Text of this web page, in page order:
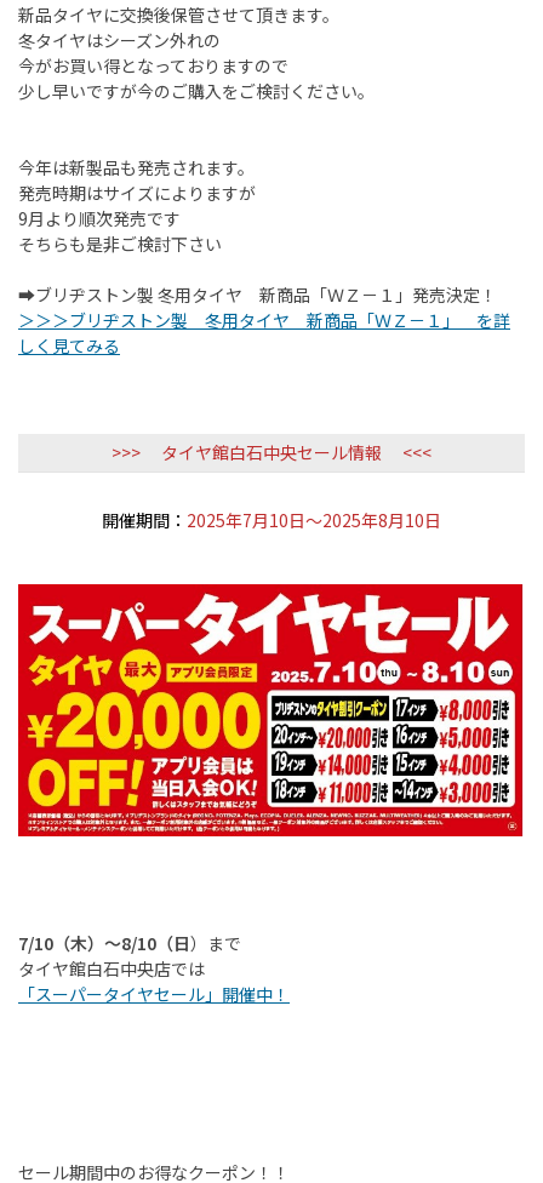
新品タイヤに交換後保管させて頂きます。
冬タイヤはシーズン外れの
今がお買い得となっておりますので
少し早いですが今のご購入をご検討ください。
今年は新製品も発売されます。
発売時期はサイズによりますが
9月より順次発売です
そちらも是非ご検討下さい
➡ブリヂストン製 冬用タイヤ 新商品「ＷＺ－１」発売決定！
＞＞＞ブリヂストン製 冬用タイヤ 新商品「ＷＺ－１」 を詳
しく見てみる
>>> タイヤ館白石中央セール情報 <<<
開催期間： 2025年7月10日～2025年8月10日
7/10（木）～8/10（日）まで
タイヤ館白石中央店では
「スーパータイヤセール」開催中！
セール期間中のお得なクーポン！！